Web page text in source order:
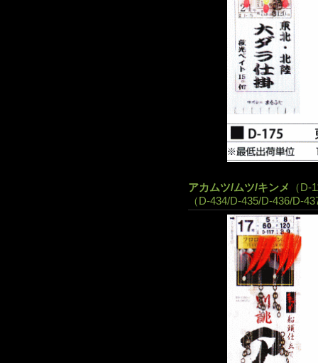
アカムツ/ムツ/キンメ
（
（D-434/D-435/D-436/D-